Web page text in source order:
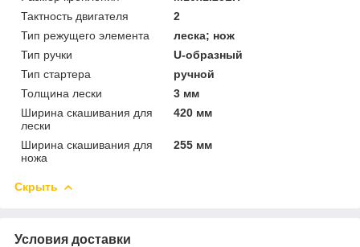
Тактность двигателя
2
Тип режущего элемента
леска; нож
Тип ручки
U-образный
Тип стартера
ручной
Толщина лески
3 мм
Ширина скашивания для
лески
420 мм
Ширина скашивания для
ножа
255 мм
Скрыть
Условия доставки